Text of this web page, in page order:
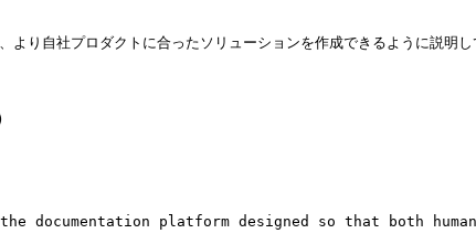
り自社プロダクトに合ったソリューションを作成できるように説明し
documentation platform designed so that both